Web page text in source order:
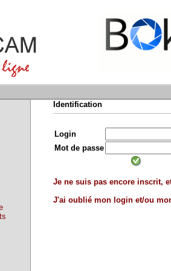
Identification
Login
Mot de passe
Je ne suis pas encore inscrit,
J'ai oublié mon login et/ou